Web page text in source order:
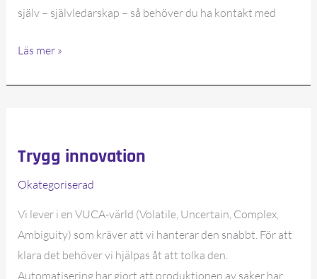
själv – självledarskap – så behöver du ha kontakt med
4
för
Läs mer »
Trygg innovation
Okategoriserad
Vi lever i en VUCA-värld (Volatile, Uncertain, Complex,
Ambiguity) som kräver att vi hanterar den snabbt. För att
klara det behöver vi hjälpas åt att tolka den.
Automatisering har gjort att produktionen av saker har